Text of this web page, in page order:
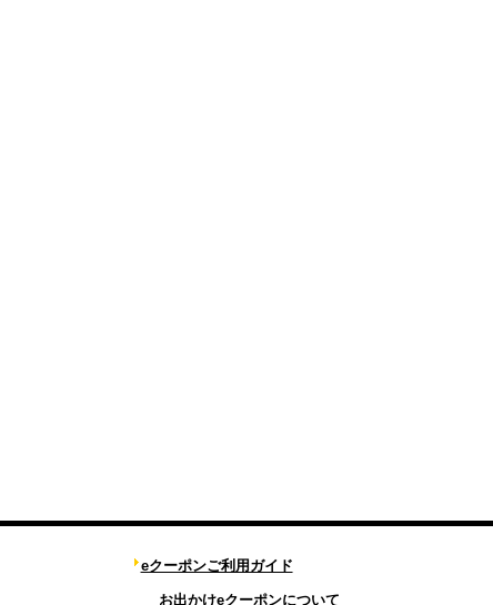
eクーポンご利用ガイド
お出かけeクーポンについて